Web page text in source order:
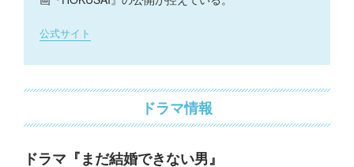
公式サイト
ドラマ情報
ドラマ『まだ結婚できない男』